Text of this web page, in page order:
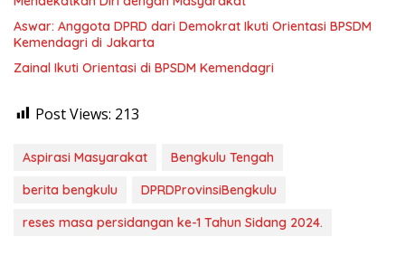
Aswar: Anggota DPRD dari Demokrat Ikuti Orientasi BPSDM
Kemendagri di Jakarta
Zainal Ikuti Orientasi di BPSDM Kemendagri
Post Views: 213
Aspirasi Masyarakat
Bengkulu Tengah
berita bengkulu
DPRDProvinsiBengkulu
reses masa persidangan ke-1 Tahun Sidang 2024.